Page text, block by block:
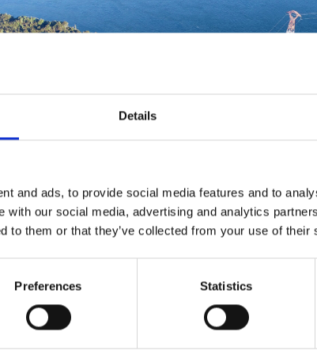
Details
and ads, to provide social media features and to
with our social media, advertising and analytics
to them or that they’ve collected from your use of their
Preferences Statistics